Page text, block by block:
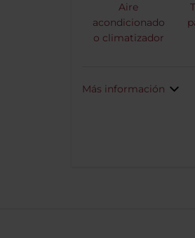
Aire
acondicionado
o climatizador
Más información